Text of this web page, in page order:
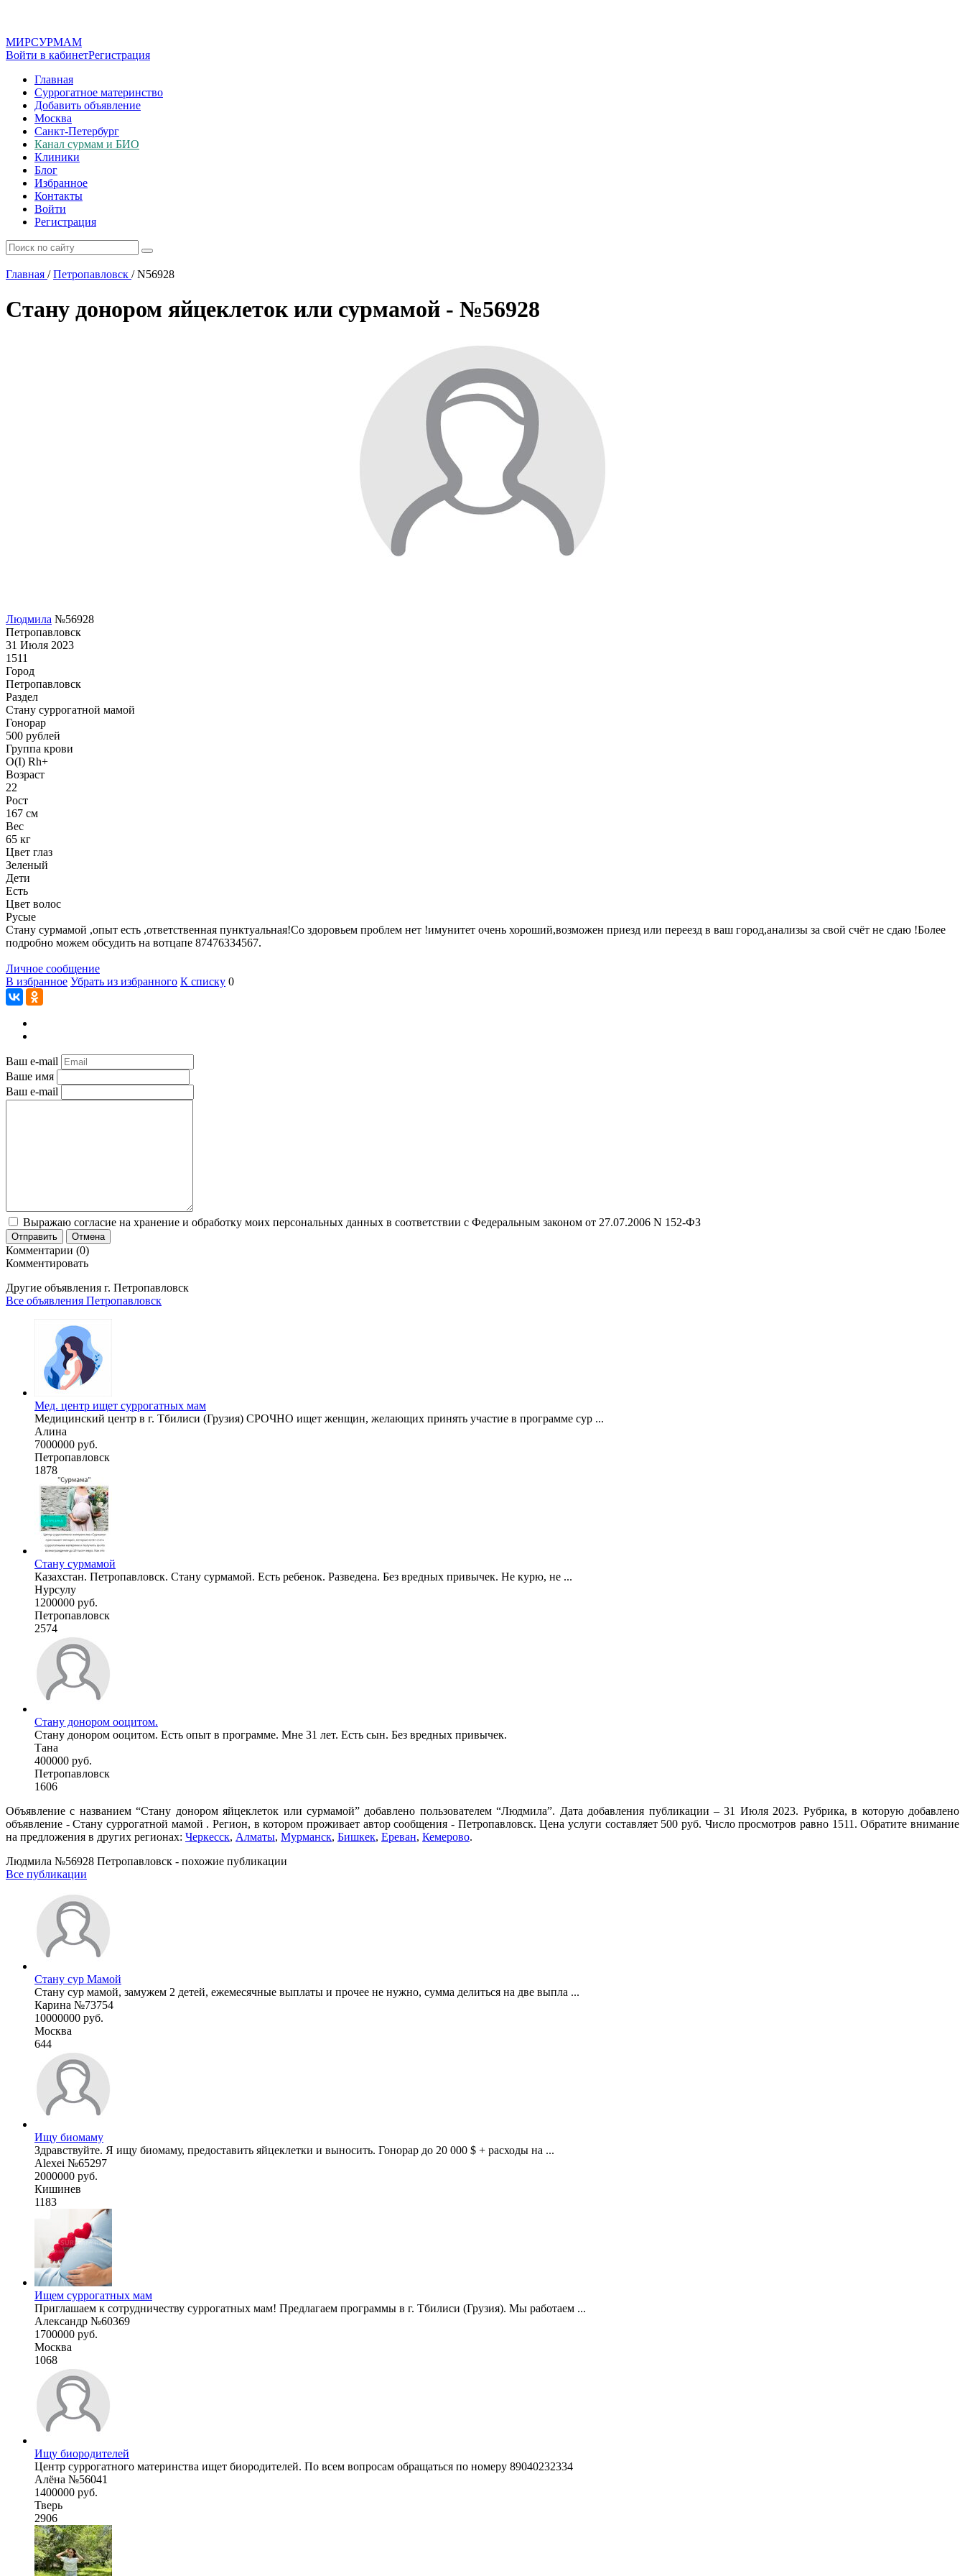
МИРСУРМАМ
Войти в кабинетРегистрация
Главная
Суррогатное материнство
Добавить объявление
Москва
Санкт-Петербург
Канал сурмам и БИО
Клиники
Блог
Избранное
Контакты
Войти
Регистрация
Главная / Петропавловск /N56928
Стану донором яйцеклеток или сурмамой - №56928
Людмила №56928
Петропавловск
31 Июля 2023
1511
Город
Петропавловск
Раздел
Cтану суррогатной мамой
Гонoрар
500 рублей
Группа крови
O(I) Rh+
Возраст
22
Рост
167 см
Вес
65 кг
Цвет глаз
Зеленый
Дети
Есть
Цвет волос
Русые
Стану сурмамой ,опыт есть ,ответственная пунктуальная!Со здоровьем проблем нет !имунитет очень хороший,возможен приезд или переезд в ваш город,анализы за свой счёт не сдаю !Более
подробно можем обсудить на вотцапе 87476334567.
Личное сообщение
В избранное Убрать из избранного К списку 0
Ваш e-mail
Ваше имя
Ваш e-mail
Выражаю согласие на хранение и обработку моих персональных данных в соответствии с Федеральным законом от 27.07.2006 N 152-ФЗ
Отправить Отмена
Комментарии (0)
Комментировать
Другие объявления г. Петропавловск
Все объявления Петропавловск
Мед. центр ищет суррогатных мам
Медицинский центр в г. Тбилиси (Грузия) СРОЧНО ищет женщин, желающих принять участие в программе сур ...
Алина
7000000 руб.
Петропавловск
1878
Стану сурмамой
Казахстан. Петропавловск. Стану сурмамой. Есть ребенок. Разведена. Без вредных привычек. Не курю, не ...
Нурсулу
1200000 руб.
Петропавловск
2574
Стану донором ооцитом.
Стану донором ооцитом. Есть опыт в программе. Мне 31 лет. Есть сын. Без вредных привычек.
Тана
400000 руб.
Петропавловск
1606
Объявление с названием “Стану донором яйцеклеток или сурмамой” добавлено пользователем “Людмила”. Дата добавления публикации – 31 Июля 2023. Рубрика, в которую добавлено
объявление - Cтану суррогатной мамой . Регион, в котором проживает автор сообщения - Петропавловск. Цена услуги составляет 500 руб. Число просмотров равно 1511. Обратите внимание
на предложения в других регионах: Черкесск, Алматы, Мурманск, Бишкек, Ереван, Кемерово.
Людмила №56928 Петропавловск - похожие публикации
Все публикации
Стану сур Мамой
Стану сур мамой, замужем 2 детей, ежемесячные выплаты и прочее не нужно, сумма делиться на две выпла ...
Карина №73754
10000000 руб.
Москва
644
Ищу биомаму
Здравствуйте. Я ищу биомаму, предоставить яйцеклетки и выносить. Гонорар до 20 000 $ + расходы на ...
Alexei №65297
2000000 руб.
Кишинев
1183
Ищем суррогатных мам
Приглашаем к сотрудничеству суррогатных мам! Предлагаем программы в г. Тбилиси (Грузия). Мы работаем ...
Александр №60369
1700000 руб.
Москва
1068
Ищу биородителей
Центр суррогатного материнства ищет биородителей. По всем вопросам обращаться по номеру 89040232334
Алёна №56041
1400000 руб.
Тверь
2906